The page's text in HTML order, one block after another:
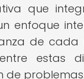
que
enfoque
de
estas
de problemas.